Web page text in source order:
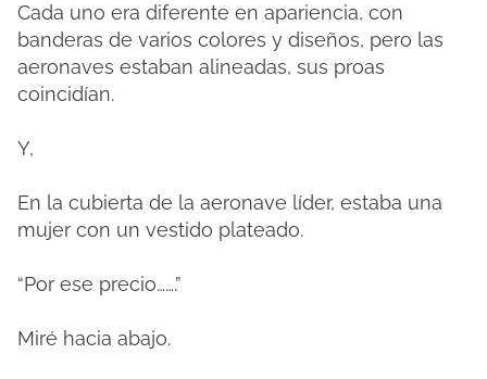
Cada uno era diferente en apariencia, con
banderas de varios colores y diseños, pero las
aeronaves estaban alineadas, sus proas
coincidían.
Y,
En la cubierta de la aeronave líder, estaba una
mujer con un vestido plateado.
“Por ese precio…….”
Miré hacia abajo.